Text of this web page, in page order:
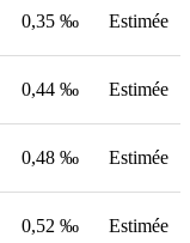
0,35 ‰ Estimée
0,44 ‰ Estimée
0,48 ‰ Estimée
0,52 ‰ Estimée